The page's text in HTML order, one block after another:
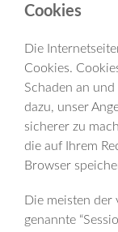
Cookies
Die
Cookies.
Schaden an
dazu, unser
sicherer zu
die auf Ihrem
Browser
Die meisten der
genannte